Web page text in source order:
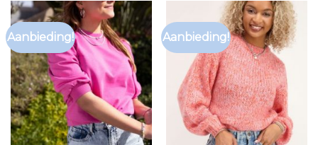
Aanbieding! Aanbieding!